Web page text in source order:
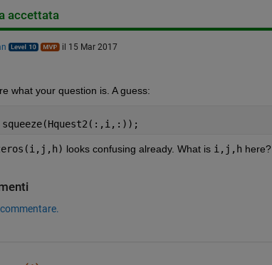
accettata
il 15 Mar 2017
what your question is. A guess:
squeeze(Hquest2(:,i,:));
looks confusing already. What is i,j,h here?